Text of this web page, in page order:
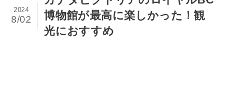
博物館が最高に楽しかった！観
光におすすめ
2024
8/02